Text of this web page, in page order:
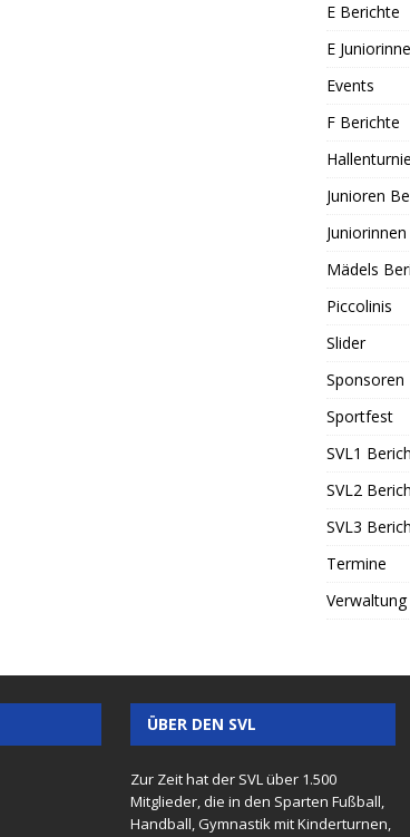
E Berichte
E
Events
F Berichte
Junioren
Juniorinnen
Mädels
Piccolinis
Slider
Sponsoren
Sportfest
SVL1
SVL2
SVL3
Termine
Verwaltung
ÜBER DEN SVL
Zur Zeit hat der SVL über 1.500
Mitglieder, die in den Sparten Fußball,
Handball, Gymnastik mit Kinderturnen,